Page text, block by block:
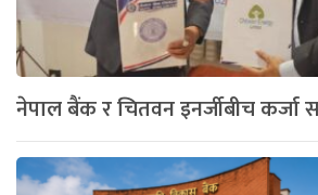
नेपाल बैंक र चितवन इनर्जीबीच कर्जा